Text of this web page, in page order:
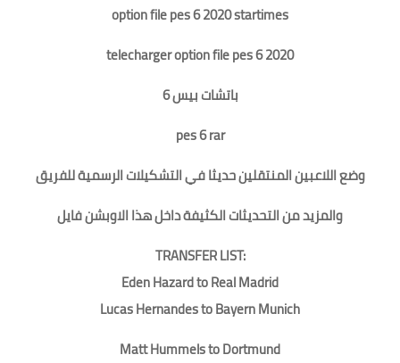
option file pes 6 2020 startimes
telecharger option file pes 6 2020
باتشات بيس 6
pes 6 rar
وضع اللاعبين المنتقلين حديثا في التشكيلات الرسمية للفريق
والمزيد من التحديثات الكثيفة داخل هذا الاوبشن فايل
TRANSFER LIST:
Eden Hazard to Real Madrid
Lucas Hernandes to Bayern Munich
Matt Hummels to Dortmund